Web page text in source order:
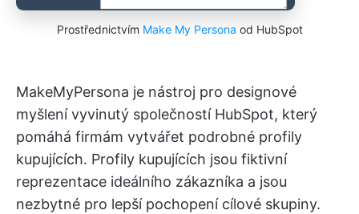
Prostřednictvím Make My Persona od HubSpot
MakeMyPersona je nástroj pro designové
myšlení vyvinutý společností HubSpot, který
pomáhá firmám vytvářet podrobné profily
kupujících. Profily kupujících jsou fiktivní
reprezentace ideálního zákazníka a jsou
nezbytné pro lepší pochopení cílové skupiny.